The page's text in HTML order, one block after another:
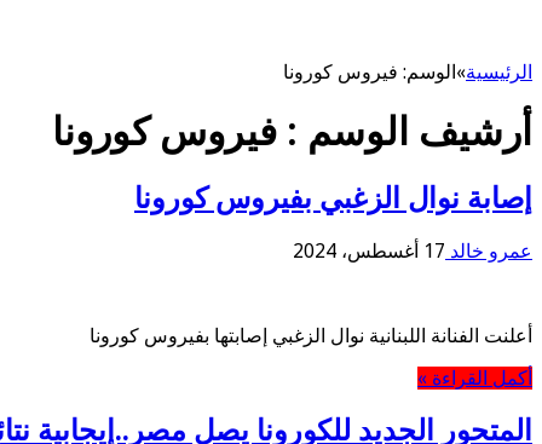
الرئيسية»الوسم: فيروس كورونا
أرشيف الوسم : فيروس كورونا
إصابة نوال الزغبي بفيروس كورونا
عمرو خالد 17 أغسطس، 2024
أعلنت الفنانة اللبنانية نوال الزغبي إصابتها بفيروس كورونا
أكمل القراءة »
المتحور الجديد للكورونا يصل مصر..إيجابية